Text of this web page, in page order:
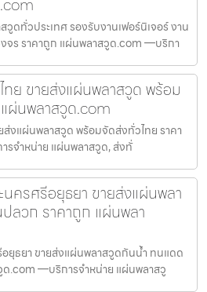
ดทั่วประเทศ รองรับงานเฟอร์นิเจอร์ งาน
จร ราคาถูก แผ่นพลาสวูด.com —บริกา
ทย ขายส่งแผ่นพลาสวูด พร้อม
ผ่นพลาสวูด.com
งแผ่นพลาสวูด พร้อมจัดส่งทั่วไทย ราคา
จำหน่าย แผ่นพลาสวูด, ส่งทั่
ครศรีอยุธยา ขายส่งแผ่นพลา
ลวก ราคาถูก แผ่นพลา
ยุธยา ขายส่งแผ่นพลาสวูดกันน้ำ ทนแดด
.com —บริการจำหน่าย แผ่นพลาสวู